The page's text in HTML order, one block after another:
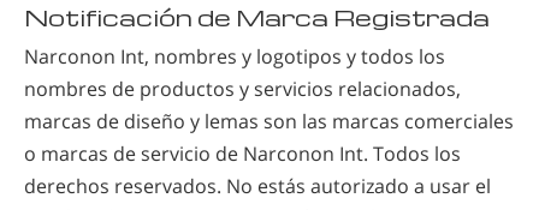
Notificación de Marca Registrada
Narconon Int, nombres y logotipos y todos los
nombres de productos y servicios relacionados,
marcas de diseño y lemas son las marcas comerciales
o marcas de servicio de Narconon Int. Todos los
derechos reservados. No estás autorizado a usar el